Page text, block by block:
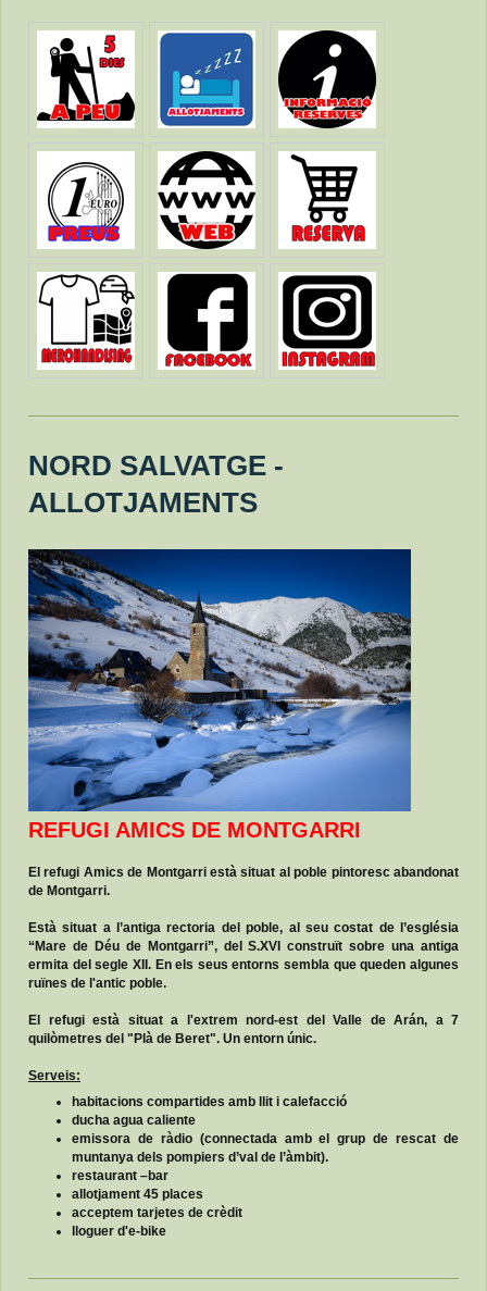
NORD SALVATGE -
ALLOTJAMENTS
REFUGI AMICS DE MONTGARRI
El refugi Amics de Montgarri està situat al poble pintoresc abandonat
de Montgarri.
Està situat a l’antiga rectoria del poble, al seu costat de l’església
“Mare de Déu de Montgarri”, del S.XVI construït sobre una antiga
ermita del segle XII. En els seus entorns sembla que queden algunes
ruïnes de l'antic poble.
El refugi està situat a l'extrem nord-est del Valle de Arán, a 7
quilòmetres del "Plà de Beret". Un entorn únic.
Serveis:
habitacions compartides amb llit i calefacció
ducha agua caliente
emissora de ràdio (connectada amb el grup de rescat de
muntanya dels pompiers d’val de l’àmbit).
restaurant –bar
allotjament 45 places
acceptem tarjetes de crèdit
lloguer d'e-bike